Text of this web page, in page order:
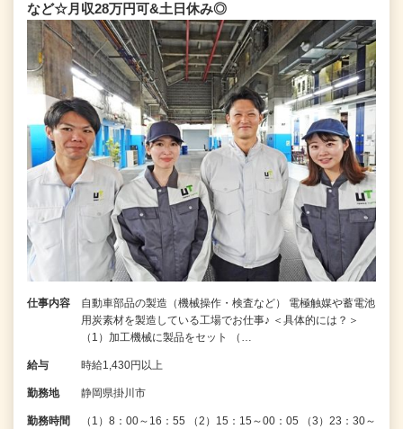
など☆月収28万円可&土日休み◎
仕事内容
自動車部品の製造（機械操作・検査など） 電極触媒や蓄電池
用炭素材を製造している工場でお仕事♪ ＜具体的には？＞
（1）加工機械に製品をセット （…
給与 時給1,430円以上
勤務地 静岡県掛川市
勤務時間
（1）8：00～16：55 （2）15：15～00：05 （3）23：30～